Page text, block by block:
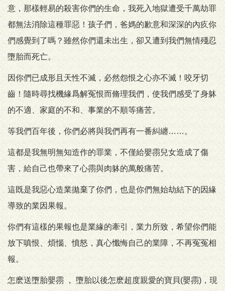
意，那樣輕易的殺害你們的生命，我死入地獄遭受千萬劫罪
都無法消除這種罪惡！孩子們，爸媽的歉意和深深的內疚你
們感覺到了嗎？雖然你們還未出生，卻又遭到我們無情殘忍
墮胎而死亡。
因你們已成形且天性不滅，必然怨恨之心亦不滅！咬牙切
齒！隨時尋找機緣爲解冤恨而脩理我們，使我們感受了身躰
的不適、家庭的不和、事業的不順等痛苦。
等我們百年後，你們必將與我們再有一番糾纏……。
這都是我無明無知造作的罪業，不僅給嬰霛兒女造成了傷
害，給自己也帶來了心霛與肉躰的萬般痛苦。
這既是我惡心造業拋棄了你們，也是你們無始劫結下的因緣
導致的業因果報。
你們有這樣的果報也是業緣的牽引，業力所致，希望你們能
放下嗔恨、煩惱、憤怒，真心懺悔自己的業障，不再冤冤相
報。
怎麽送墮胎嬰霛 ， 墮胎以後怎麽超度親愛的寶貝(嬰霛)，現